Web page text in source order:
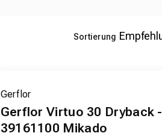
Sortierung
Gerflor
Gerflor Virtuo 30 Dryback -
39161100 Mikado